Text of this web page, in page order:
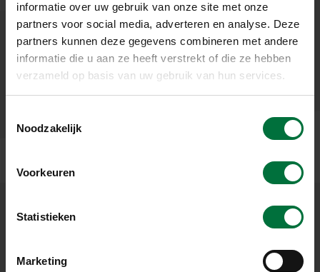
informatie over uw gebruik van onze site met onze
partners voor social media, adverteren en analyse. Deze
partners kunnen deze gegevens combineren met andere
informatie die u aan ze heeft verstrekt of die ze hebben
verzameld op basis van uw gebruik van hun services.
Noodzakelijk
Voorkeuren
Statistieken
MarketingMELD U DAN AAN VOOR ONZE NIEUWSBRIEF